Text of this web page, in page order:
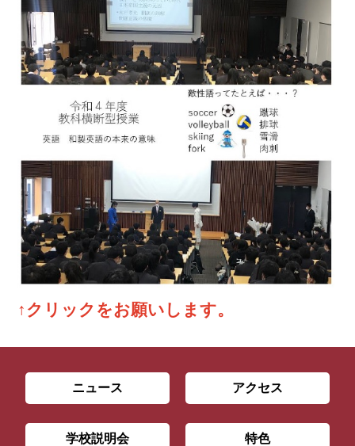
↑クリックをお願いします。
ニュース アクセス
学校説明会 特色